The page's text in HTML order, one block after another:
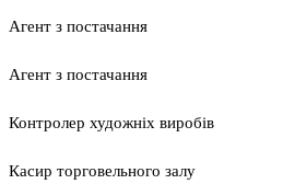
Агент з постачання
Агент з постачання
Контролер художніх виробів
Касир торговельного залу